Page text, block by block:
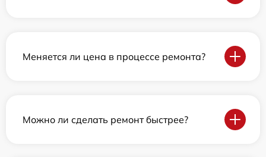
Меняется ли цена в процессе ремонта?
Можно ли сделать ремонт быстрее?